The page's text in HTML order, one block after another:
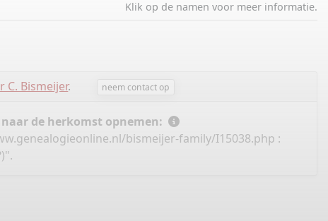
Klik op de namen voor meer informatie.
C. Bismeijer. neem contact op
de herkomst opnemen:
bismeijer-family/I15038.php :